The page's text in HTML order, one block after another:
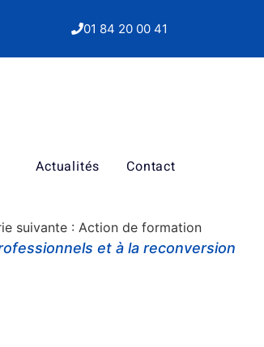
01 84 20 00 41
Actualités Contact
suivante : Action de formation
et à la reconversion